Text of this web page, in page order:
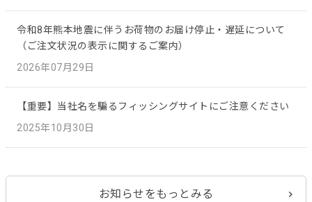
令和8年熊本地震に伴うお荷物のお届け停止・遅延について
（ご注文状況の表示に関するご案内）
2026年07月29日
【重要】当社名を騙るフィッシングサイトにご注意ください
2025年10月30日
お知らせをもっとみる